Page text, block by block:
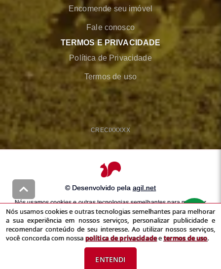
Encomende seu imóvel
Fale conosco
TERMOS E PRIVACIDADE
Política de Privacidade
Termos de uso
CRECIXXXXX
© Desenvolvido pela agil.net
Nós usamos cookies e outras tecnologias semelhantes para melhorar
a sua experiência em nossos serviços, personalizar publicidade e
recomendar conteúdo de seu interesse. Ao utilizar nossos serviços,
você concorda com nossapolítica de privacidadeetermos de uso
Nós usamos cookies e outras tecnologias semelhantes para melhorar
a sua experiência em nossos serviços, personalizar publicidade e
recomendar conteúdo de seu interesse. Ao utilizar nossos serviços,
você concorda com nossa política de privacidadeetermos de uso.
ENTENDI